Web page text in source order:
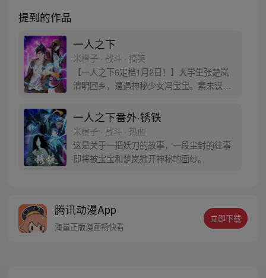
提到的作品
一人之下
米橙子 · 战斗 · 搞笑
【一人之下6定档1月2日！】大学生张楚岚
清明回乡，遭遇神秘少女冯宝宝。素未谋面
自己打工的快递公司。为了帮冯宝宝寻找她
的身世，也为了查清自己与爷爷身上的秘
密，张楚岚的生活被彻底颠覆，与冯宝宝一
同踏上“异人”之旅。
一人之下番外·锈铁
米橙子 · 战斗 · 热血
这是关于一把妖刀的故事，一段尘封的往事
即将被宝宝和楚岚掀开神秘的面纱。
腾讯动漫App
海量正版漫画畅快看
立即下载